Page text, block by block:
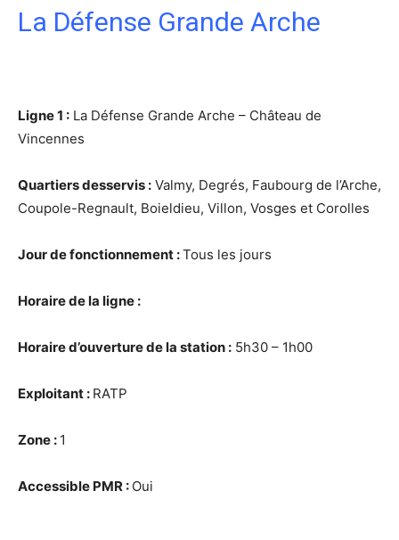
La Défense Grande Arche
Ligne 1 : La Défense Grande Arche – Château de
Vincennes
Quartiers desservis : Valmy, Degrés, Faubourg de l’Arche,
Coupole-Regnault, Boieldieu, Villon, Vosges et Corolles
Jour de fonctionnement :Tous les jours
Horaire de la ligne :
Horaired’ouverture de la station : 5h30 – 1h00
Exploitant : RATP
Zone : 1
Accessible PMR : Oui